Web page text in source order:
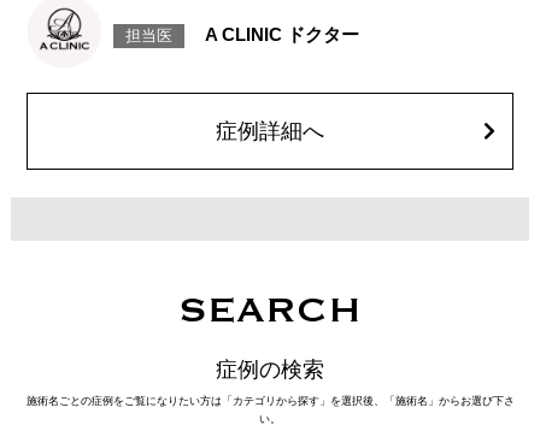
施術時間：約15～20分程
リスク、副作用：腫れ、内出血、疼痛、目がごろごろする違和感などが術
症、血管閉塞などが生じることがございます。注入箇所を強く刺激するよ
うなマッサージは1〜2週間ほどお控えください。
費用：モニター価格54,800円(税込)
担当医 A CLINIC ドクター
症例詳細へ
SEARCH
症例の検索
施術名ごとの症例をご覧になりたい方は「カテゴリから探す」を選択後、「施術名」からお選び下さ
い。